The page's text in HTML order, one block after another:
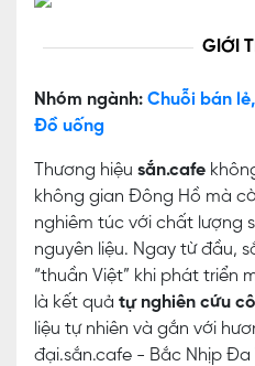
GIỚI
Nhóm ngành: Chuỗi bán
Đồ uống
Thương hiệu sắn.cafe
không gian Đông Hồ mà
nghiêm túc với chất lượng
nguyên liệu. Ngay từ đầu,
“thuần Việt” khi phát triển
là kết quả tự nghiên cứu
liệu tự nhiên và gắn với
đại.sắn.cafe - Bắc Nhịp Đa